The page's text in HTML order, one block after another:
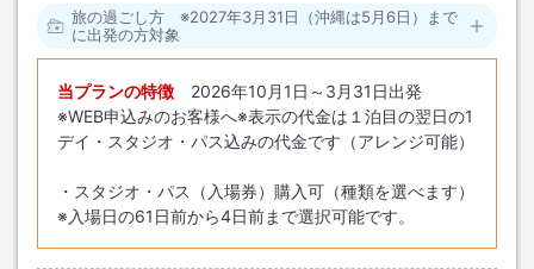
旅の過ごし方 ※2027年3月31日（沖縄は5月6日）まで
に出発の方対象
当プランの特徴 2026年10月1日～3月31日出発
※WEB申込みのお客様へ※表示の代金は１泊目の翌日の1
デイ・スタジオ・パス込みの代金です（アレンジ可能）
・スタジオ・パス（入場券）購入可（種類を選べます）
※入場日の61日前から4日前まで選択可能です。